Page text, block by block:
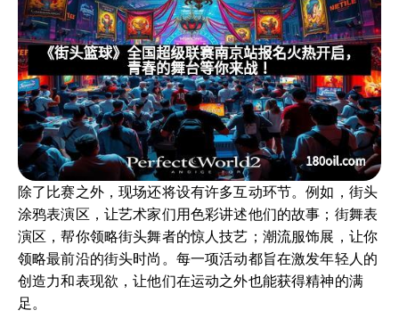
除了比赛之外，现场还将设有许多互动环节。例如，街头
涂鸦表演区，让艺术家们用色彩讲述他们的故事；街舞表
演区，帮你领略街头舞者的惊人技艺；潮流服饰展，让你
领略最前沿的街头时尚。每一项活动都旨在激发年轻人的
创造力和表现欲，让他们在运动之外也能获得精神的满
足。